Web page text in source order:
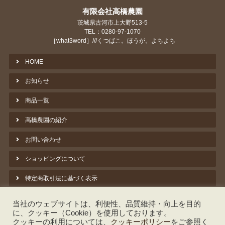
有限会社高橋農園
茨城県古河市上大野513-5
TEL：0280-97-1070
［what3word］///くつばこ。ほうが。よちよち
HOME
お知らせ
商品一覧
高橋農園の紹介
お問い合わせ
ショッピングについて
特定商取引法に基づく表示
クッキーポリシー
当社のウェブサイトは、利便性、品質維持・向上を目的
に、クッキー（Cookie）を使用しております。
クッキーの利用については、
クッキーポリシーをご参照く